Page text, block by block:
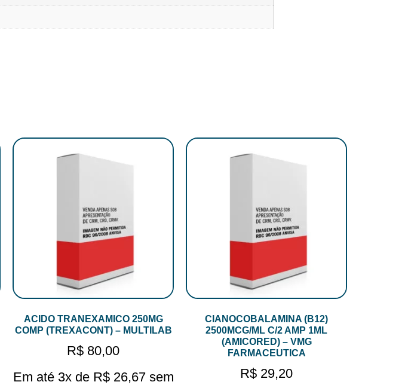
ACIDO TRANEXAMICO 250MG
COMP (TREXACONT) – MULTILAB
R$ 80,00
Em até 3x de R$26,67 sem
CIANOCOBALAMINA (B12)
2500MCG/ML C/2 AMP 1ML
(AMICORED) – VMG
FARMACEUTICA
R$ 29,20